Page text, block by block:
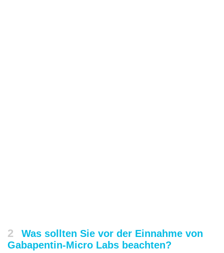
2
Was sollten Sie vor der Einnahme von
Gabapentin-Micro Labs beachten?